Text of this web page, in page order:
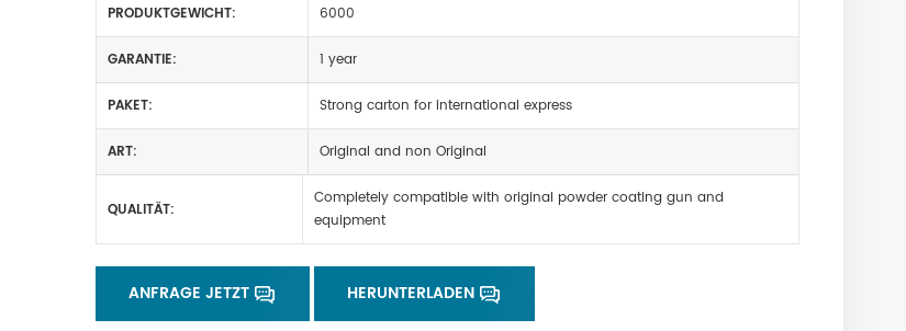
PRODUKTGEWICHT: 6000
GARANTIE: 1 year
PAKET: Strong carton for international express
ART: Original and non Original
QUALITÄT:
Completely compatible with original powder coating gun and
equipment
ANFRAGE JETZT HERUNTERLADEN